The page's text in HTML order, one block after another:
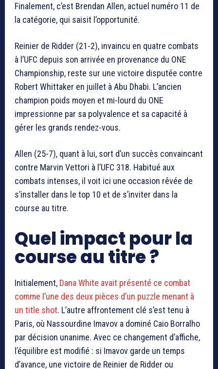
Finalement, c’est Brendan Allen, actuel numéro 11 de
la catégorie, qui saisit l’opportunité.
Reinier de Ridder (21-2), invaincu en quatre combats
à l’UFC depuis son arrivée en provenance du ONE
Championship, reste sur une victoire disputée contre
Robert Whittaker en juillet à Abu Dhabi. L’ancien
champion poids moyen et mi-lourd du ONE
impressionne par sa polyvalence et sa capacité à
gérer les grands rendez-vous.
Allen (25-7), quant à lui, sort d’un succès convaincant
contre Marvin Vettori à l’UFC 318. Habitué aux
combats intenses, il voit ici une occasion rêvée de
s’installer dans le top 10 et de s’inviter dans la
course au titre.
Quel impact pour la
course au titre ?
Initialement, Dana White avait présenté ce combat
comme l’une des deux pièces d’un puzzle menant à
un title shot. L’autre affrontement clé s’est tenu à
Paris, où Nassourdine Imavov a dominé Caio Borralho
par décision unanime. Avec ce changement d’affiche,
l’équilibre est modifié : si Imavov garde un temps
d’avance, une victoire de Reinier de Ridder ou